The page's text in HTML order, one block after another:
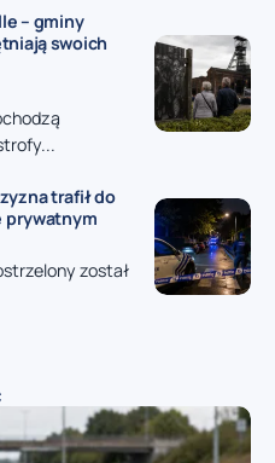
– gminy
swoich
trafił do
prywatnym
został